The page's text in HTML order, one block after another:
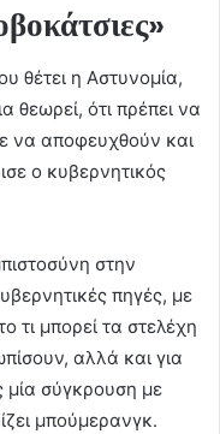
θέτει η Αστυνομία,
θεωρεί, ότι πρέπει να
να αποφευχθούν και
ο κυβερνητικός
στην
πηγές, με
τι μπορεί τα στελέχη
αλλά και για
σύγκρουση με
μπούμερανγκ.